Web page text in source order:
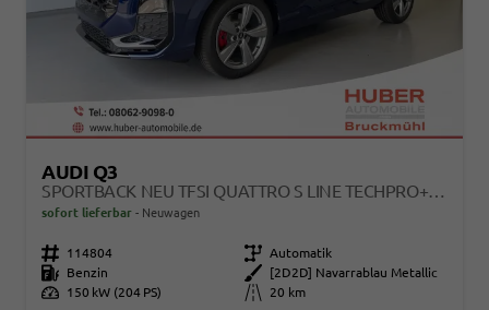
AUDI Q3
SPORTBACK NEU TFSI QUATTRO S LINE TECHPRO+MATRIX+AHK+ALU19+KLIMAPLUS+EXTSCHWARZ+DCC
sofort lieferbar Neuwagen
Fahrzeugnr. 114804 Getriebe Automatik
Kraftstoff
Benzin Außenfarbe
[2D2D] Navarrablau Metallic
Leistung
150 kW (204 PS) Kilometerstand 20 km